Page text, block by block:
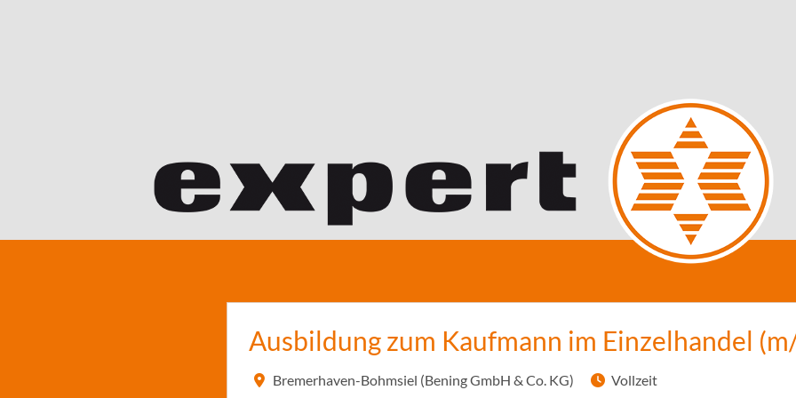
Ausbildung zum Kaufmann im Einzelhandel
Bremerhaven-Bohmsiel (Bening GmbH & Co. KG)
Vollzeit